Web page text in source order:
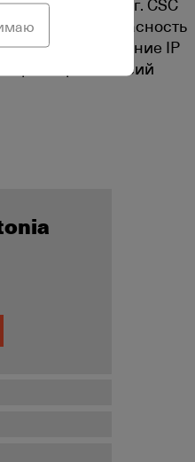
за безопасность
решение IP
сессий